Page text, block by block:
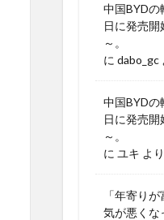
中国BYDの
日に発売開
～。
に dabo_gc
中国BYDの
日に発売開
～。
に ユキ より
「年寄り
気が悪くな